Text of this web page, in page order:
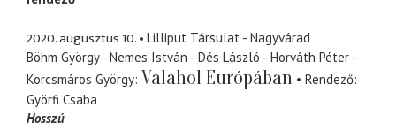
2020. augusztus 10.
Lilliput Társulat - Nagyvárad
Böhm György - Nemes István - Dés László - Horváth Péter -
Korcsmáros György Valahol Európában
Rendező
Györfi Csaba
Hosszú